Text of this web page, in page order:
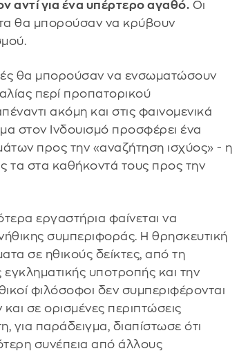
αντί για ένα υπέρτερο αγαθό. Οι
θα μπορούσαν να κρύβουν
θα μπορούσαν να ενσωματώσουν
περί προπατορικού
ακόμη και στις φαινομενικά
στον Ινδουισμό προσφέρει ένα
προς την «αναζήτηση ισχύος» - η
τα στα καθήκοντά τους προς την
εργαστήρια φαίνεται να
συμπεριφοράς. Η θρησκευτική
σε ηθικούς δείκτες, από τη
υποτροπής και την
φιλόσοφοι δεν συμπεριφέρονται
σε ορισμένες περιπτώσεις
για παράδειγμα, διαπίστωσε ότι
συνέπεια από άλλους